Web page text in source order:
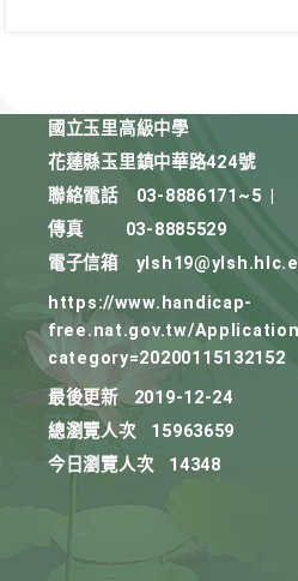
國立玉里高級中學
花蓮縣玉里鎮中華路424號
聯絡電話
03-8886171~5
傳真
03-8885529
電子信箱
https://www.handicap-
free.nat.gov.tw/
category=20200115132152
最後更新
2019-12-24
總瀏覽人次
15963659
今日瀏覽人次
14348